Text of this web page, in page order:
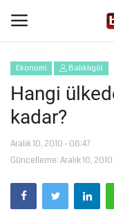
Giriş Yap
Anasayfa
Köşe Yazıları
Eğitim
Ekonomi Balıklıgöl
Hangi
kadar?
Aralık 10, 2010 - 06:47
Güncelleme: Aralık 10,